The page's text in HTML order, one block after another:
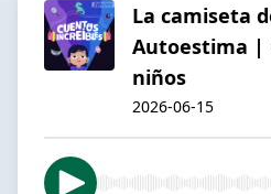
La camiseta
Autoestima |
niños
2026-06-15